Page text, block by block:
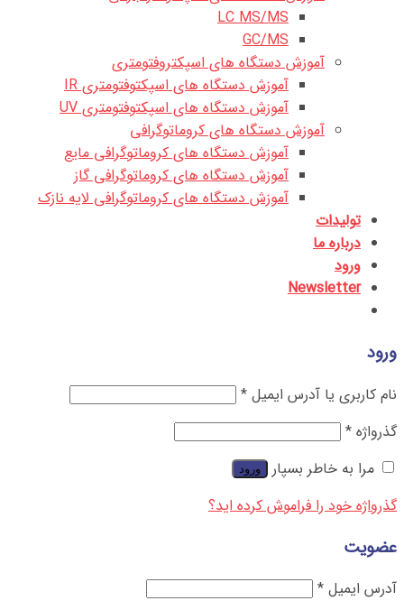
LC MS/MS
GC/MS
آموزش دستگاه های اسپکتروفتومتری
آموزش دستگاه های اسپکتوفتومتری IR
آموزش دستگاه های اسپکتوفتومتری UV
آموزش دستگاه های کروماتوگرافی
آموزش دستگاه های کروماتوگرافی مایع
آموزش دستگاه های کروماتوگرافی گاز
آموزش دستگاه های کروماتوگرافی لایه نازک
تولیدات
درباره ما
ورود
Newsletter
ورود
نام کاربری یا آدرس ایمیل *
گذرواژه *
مرا به خاطر بسپار
ورود
گذرواژه خود را فراموش کرده اید؟
عضویت
آدرس ایمیل *